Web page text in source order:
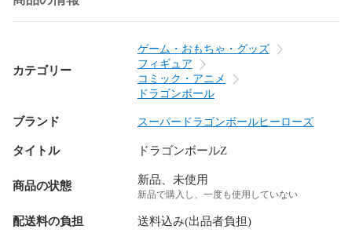
カテゴリー
ゲーム・おもちゃ・グッズ
フィギュア
コミック・アニメ
ドラゴンボール
ブランド スーパードラゴンボールヒーローズ
タイトル ドラゴンボールZ
商品の状態 新品、未使用
新品で購入し、一度も使用していない
配送料の負担 送料込み(出品者負担)